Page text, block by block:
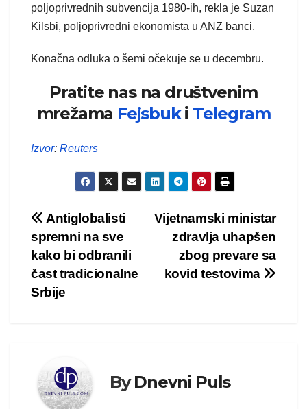
poljoprivrednih subvencija 1980-ih, rekla je Suzan
Kilsbi, poljoprivredni ekonomista u ANZ banci.
Konačna odluka o šemi očekuje se u decembru.
Pratite nas na društvenim
mrežama Fejsbuki Telegram
Izvor: Reuters
Kretanje
članka
Vijetnamski ministar
zdravlja uhapšen
zbog prevare sa
kovid testovima
Antiglobalisti
spremni na sve
kako bi odbranili
čast tradicionalne
Srbije
ByDnevni Puls